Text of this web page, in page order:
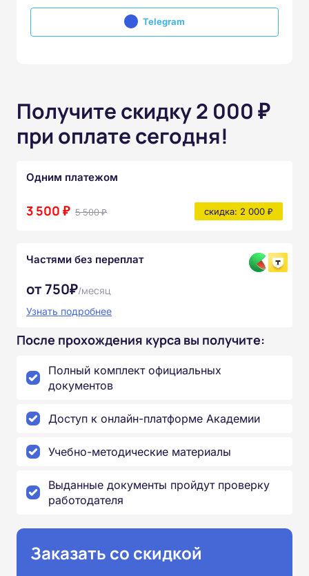
Telegram
Получите скидку 2 000 ₽
при оплате сегодня!
Одним платежом
3 500 ₽ 5 500 ₽ скидка: 2 000 ₽
Частями без переплат
от 750₽/месяц
Узнать подробнее
После прохождения курса вы получите:
Полный комплект официальных
документов
Доступ к онлайн-платформе Академии
Учебно-методические материалы
Выданные документы пройдут проверку
работодателя
Заказать со скидкой